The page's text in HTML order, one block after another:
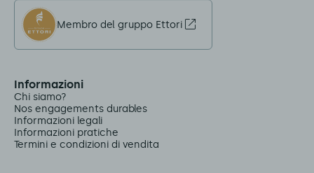
Membro del gruppo Ettori
Informazioni
Chi siamo?
Nos engagements durables
Informazioni legali
Informazioni pratiche
Termini e condizioni di vendita